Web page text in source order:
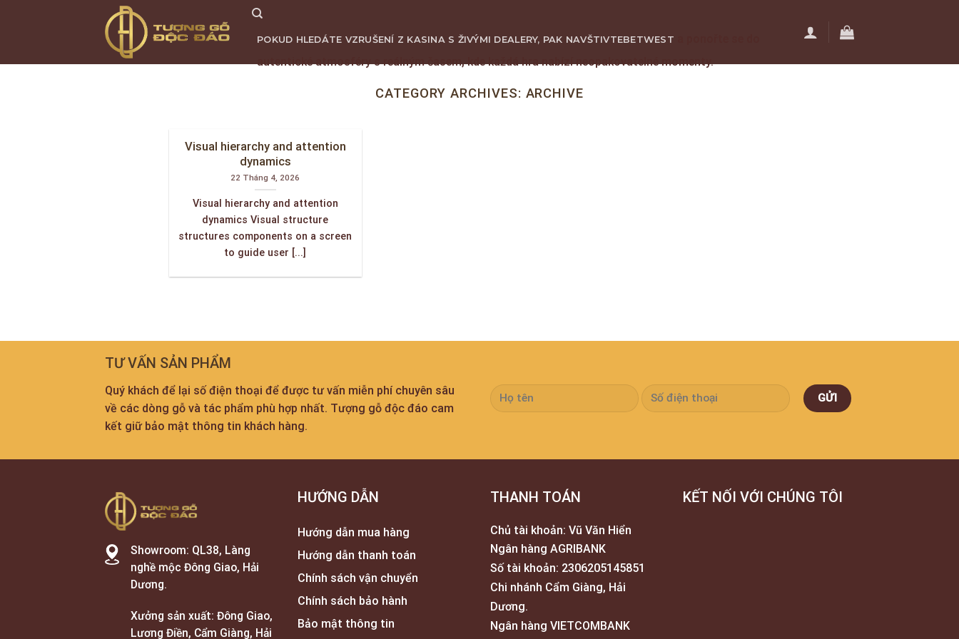
POKUD HLEDÁTE VZRUŠENÍ Z KASINA S ŽIVÝMI DEALERY, PAK NAVŠTIVTEBETWEST
autentické atmosféry s reálným časem, kde každá hra nabízí neopakovatelné momenty.
CATEGORY ARCHIVES: ARCHIVE
Visual hierarchy and attention
dynamics
22 Tháng 4, 2026
Visual hierarchy and attention
dynamics Visual structure
structures components on a screen
to guide user [...]
TƯ VẤN SẢN PHẨM
Quý khách để lại số điện thoại để được tư vấn miễn phí chuyên sâu
về các dòng gỗ và tác phẩm phù hợp nhất. Tượng gỗ độc đáo cam
kết giữ bảo mật thông tin khách hàng.
Showroom: QL38, Làng
nghề mộc Đông Giao, Hải
Dương.
Xưởng sản xuất: Đông Giao,
Lương Điền, Cẩm Giàng, Hải
HƯỚNG DẪN
Hướng dẫn mua hàng
Hướng dẫn thanh toán
Chính sách vận chuyển
Chính sách bảo hành
Bảo mật thông tin
THANH TOÁN
Chủ tài khoản: Vũ Văn Hiển
Ngân hàng AGRIBANK
Số tài khoản: 2306205145851
Chi nhánh Cẩm Giàng, Hải
Dương.
Ngân hàng VIETCOMBANK
KẾT NỐI VỚI CHÚNG TÔI